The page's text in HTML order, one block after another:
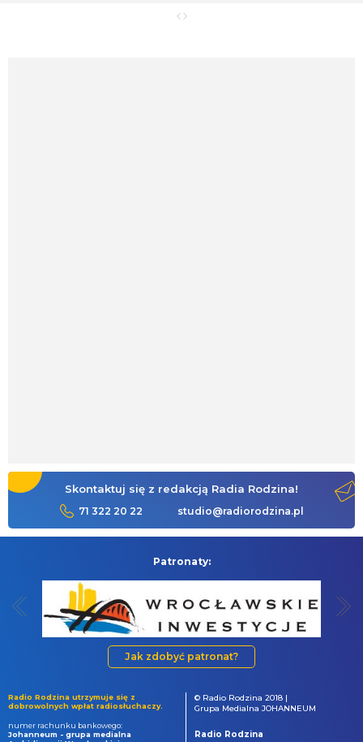
Skontaktuj się z redakcją Radia Rodzina!
71 322 20 22 studio@radiorodzina.pl
Patronaty:
Jak zdobyć patronat?
Radio Rodzina utrzymuje się z
dobrowolnych wpłat radiosłuchaczy.
numer rachunku bankowego:
Johanneum - grupa medialna
© Radio Rodzina 2018 |
Grupa Medialna JOHANNEUM
Radio Rodzina